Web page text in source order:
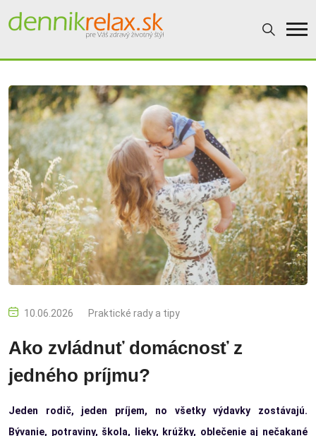
10.06.2026 Praktické rady a tipy
Ako zvládnuť domácnosť z
jedného príjmu?
Jeden rodič, jeden príjem, no všetky výdavky zostávajú.
Bývanie, potraviny, škola, lieky, krúžky, oblečenie aj nečakané